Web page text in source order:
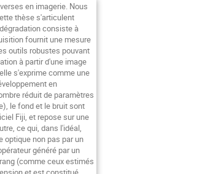
en imagerie. Nous
thèse s'articulent
consiste à
fournit une mesure
outils robustes pouvant
à partir d'une image
s'exprime comme une
en
réduit de paramètres
le fond et le bruit sont
Fiji, et repose sur une
ce qui, dans l'idéal,
optique non pas par un
généré par un
(comme ceux estimés